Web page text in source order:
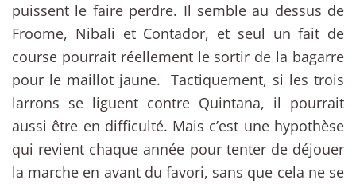
puissent le faire perdre. Il semble au dessus de
Froome, Nibali et Contador, et seul un fait de
course pourrait réellement le sortir de la bagarre
pour le maillot jaune. Tactiquement, si les trois
larrons se liguent contre Quintana, il pourrait
aussi être en difficulté. Mais c’est une hypothèse
qui revient chaque année pour tenter de déjouer
la marche en avant du favori, sans que cela ne se